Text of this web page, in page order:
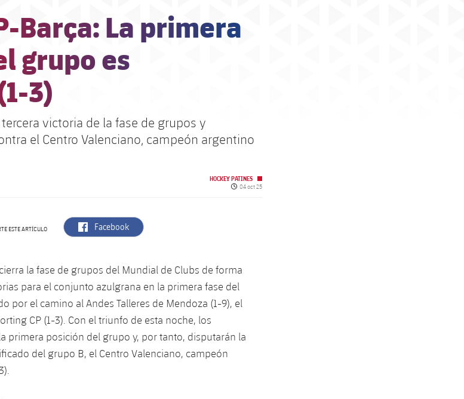
Barça: La primera
grupo es
3)
victoria de la fase de grupos y
el Centro Valenciano, campeón argentino
HOCKEY PATINES
Fecha de publicación
04 oct 25
ESTE ARTÍCULO label.aria.facebook
Facebook
la fase de grupos del Mundial de Clubs de forma
para el conjunto azulgrana en la primera fase del
por el camino al Andes Talleres de Mendoza (1-9), el
CP (1-3). Con el triunfo de esta noche, los
primera posición del grupo y, por tanto, disputarán la
del grupo B, el Centro Valenciano, campeón